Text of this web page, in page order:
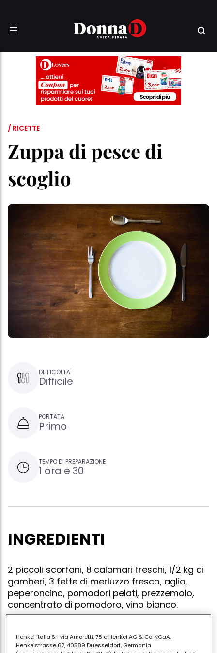
/ RICETTE
Zuppa di pesce di
scoglio
DIFFICOLTA'
Difficile
PORTATA
Primo
TEMPO DI PREPARAZIONE
1 ora e 30
INGREDIENTI
2 piccoli scorfani, 8 calamari freschi, 1/2 kg di
gamberi, 3 fette di merluzzo fresco, aglio,
peperoncino, pomodori pelati, prezzemolo,
concentrato di pomodoro, vino bianco.
Mettere in un tegame due cucchiai di olio d'oliva, un
Henkel Italia Srl via Amoretti, 78 e Henkel AG & Co. KGaA,
Henkelstrasse 67, 40589 Duesseldorf, Germania